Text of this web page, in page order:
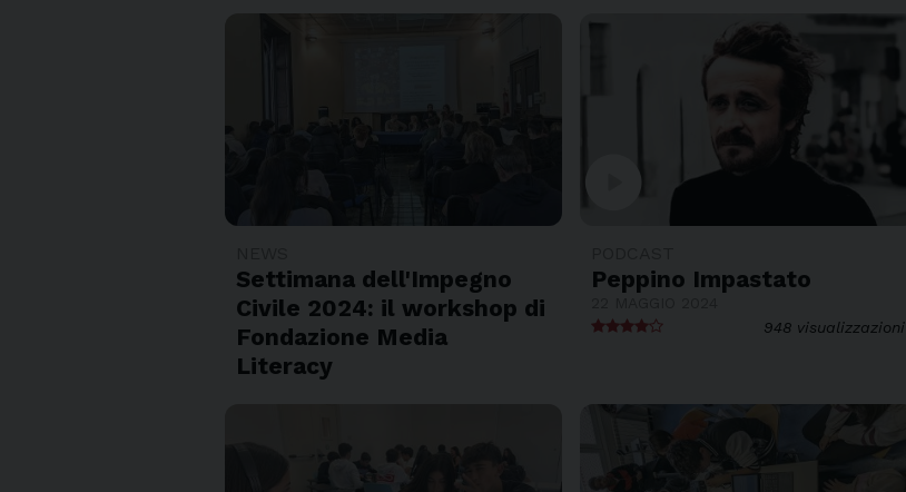
Settimana dell'Impegno
Civile 2024: il workshop di
Fondazione Media
Literacy
play_circle
Peppino Impastato
948 visualizzazioni